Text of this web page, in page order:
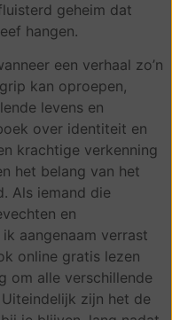
geheim dat
hangen.
een verhaal zo’n
kan oproepen,
levens en
over identiteit en
krachtige verkenning
het belang van het
Als iemand die
en
aangenaam verrast
online gratis lezen
om alle verschillende
zijn het de